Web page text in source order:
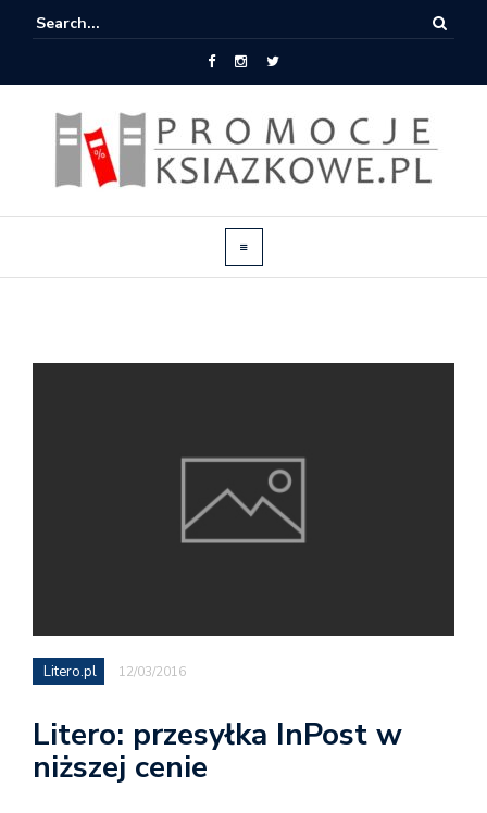
Litero.pl 12/03/2016
Litero: przesyłka InPost w
niższej cenie